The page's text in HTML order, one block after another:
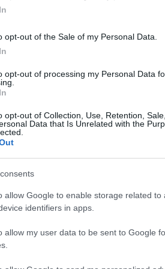
opt-out of the Sale of my Personal Data.
opt-out of processing my Personal Data
opt-out of Collection, Use, Retention,
Data that Is Unrelated with the
allow Google to enable storage related to
identifiers in apps.
allow my user data to be sent to Google
ΧΡΗΜΑΤΟΔΟΤΗΣΕΙΣ
κατάστημα WIND